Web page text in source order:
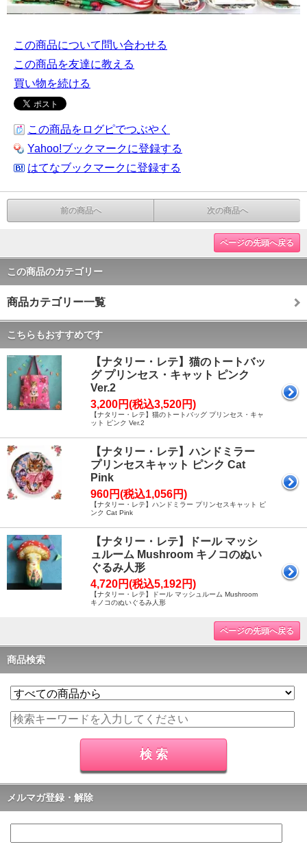
この商品について問い合わせる
この商品を友達に教える
買い物を続ける
この商品をログピでつぶやく
Yahoo!ブックマークに登録する
はてなブックマークに登録する
前の商品へ 次の商品へ
ページの先頭へ戻る
この商品のカテゴリー
商品カテゴリー一覧
こちらもおすすめです
【ナタリー・レテ】猫のトートバッ
グ プリンセス・キャット ピンク
Ver.2
3,200円(税込3,520円)
【ナタリー・レテ】猫のトートバッグ プリンセス・キャ
ット ピンク Ver.2
【ナタリー・レテ】ハンドミラー
プリンセスキャット ピンク Cat
Pink
960円(税込1,056円)
【ナタリー・レテ】ハンドミラー プリンセスキャット ピ
ンク Cat Pink
【ナタリー・レテ】ドール マッシ
ュルーム Mushroom キノコのぬい
ぐるみ人形
4,720円(税込5,192円)
【ナタリー・レテ】ドール マッシュルーム Mushroom
キノコのぬいぐるみ人形
ページの先頭へ戻る
商品検索
メルマガ登録・解除